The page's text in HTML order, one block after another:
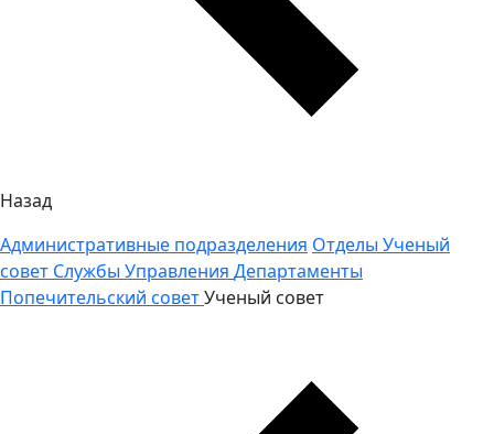
Назад
Административные подразделения Отделы Ученый
совет Службы Управления Департаменты
Попечительский советУченый совет